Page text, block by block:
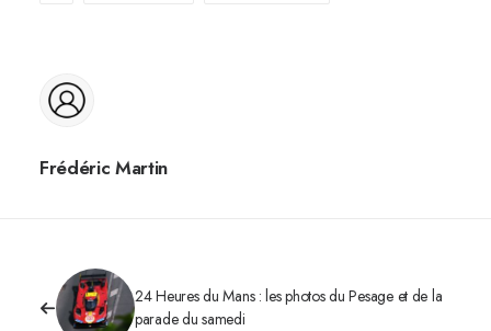
Frédéric Martin
24 Heures du Mans : les photos du Pesage et de la
parade du samedi